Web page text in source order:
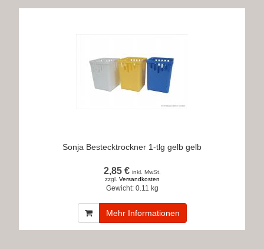
Sonja Bestecktrockner 1-tlg gelb gelb
2,85 € inkl. MwSt.
zzgl. Versandkosten
Gewicht: 0.11 kg
Mehr Informationen